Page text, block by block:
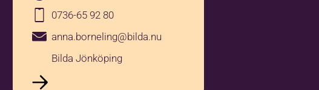
0736-65 92 80
anna.borneling@bilda.nu
Bilda Jönköping